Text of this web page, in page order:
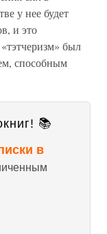
у нее будет
и это
был
способным
📚
в